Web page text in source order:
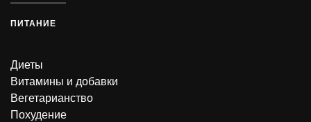
ПИТАНИЕ
Диеты
Витамины и добавки
Вегетарианство
Похудение